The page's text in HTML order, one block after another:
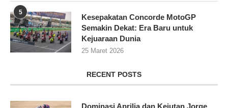
5
Kesepakatan Concorde MotoGP
Semakin Dekat: Era Baru untuk
Kejuaraan Dunia
25 Maret 2026
RECENT POSTS
Dominasi Aprilia dan Kejutan Jorge